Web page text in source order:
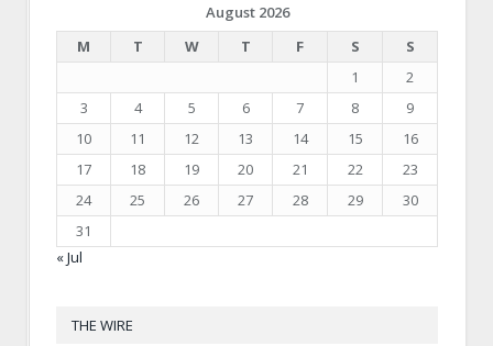
August 2026
M
T W T F S
S
1
2
3
4 5 6 7 8
9
10
11 12 13 14 15
16
17
18 19 20 21 22
23
24
25 26 27 28 29
30
31
« Jul
THE WIRE